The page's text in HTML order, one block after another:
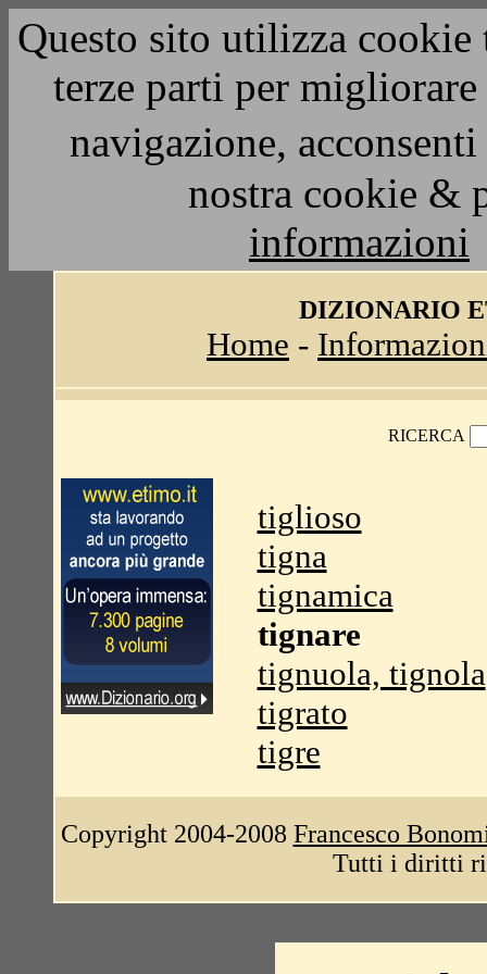
Questo sito utilizza
terze parti per
navigazione,
nostra cookie &
informazioni
DIZIONARIO
Home -
RICERCA
tiglioso
tigna
tignamica
tignare
tignuola, tignola
tigrato
tigre
Copyright 2004-2008 Francesco
Tutti i diritti